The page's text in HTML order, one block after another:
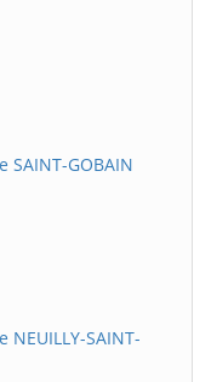
GOBAIN
SAINT-